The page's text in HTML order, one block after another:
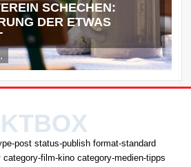
SCHECHEN:
DER ETWAS
post status-publish format-standard
category-film-kino category-medien-tipps